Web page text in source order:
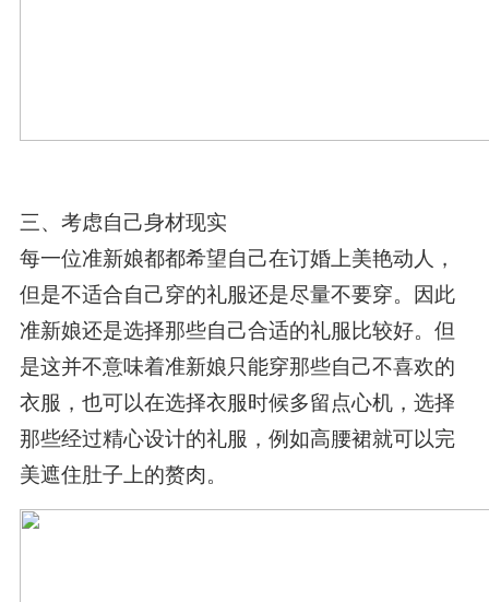
三、考虑自己身材现实
每一位准新娘都都希望自己在订婚上美艳动人，
但是不适合自己穿的礼服还是尽量不要穿。因此
准新娘还是选择那些自己合适的礼服比较好。但
是这并不意味着准新娘只能穿那些自己不喜欢的
衣服，也可以在选择衣服时候多留点心机，选择
那些经过精心设计的礼服，例如高腰裙就可以完
美遮住肚子上的赘肉。